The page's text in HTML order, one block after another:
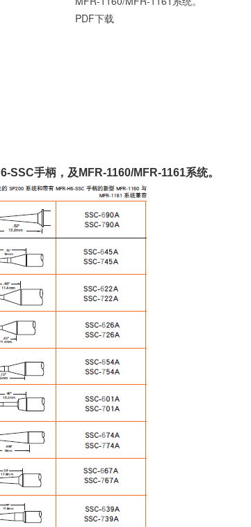
PDF下载
手柄，及MFR-1160/MFR-1161系统。